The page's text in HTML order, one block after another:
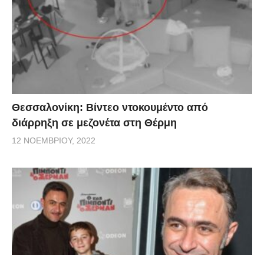
Θεσσαλονίκη: Βίντεο ντοκουμέντο από
διάρρηξη σε μεζονέτα στη Θέρμη
12 ΝΟΕΜΒΡΊΟΥ, 2022